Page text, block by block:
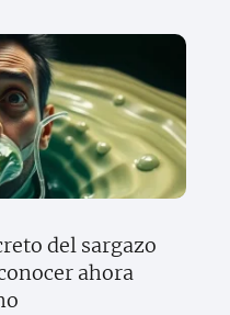
del sargazo
ahora